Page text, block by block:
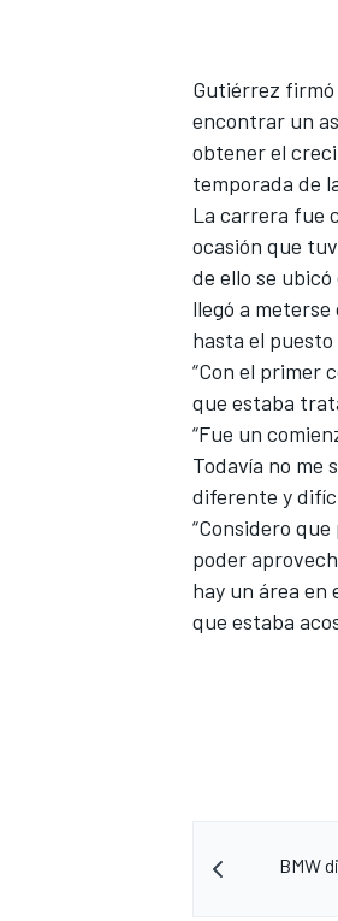
WRC
Gutiérrez firmó
encontrar un
obtener el
temporada de
La carrera fue
ocasión que
de ello se
llegó a
hasta el puesto
“Con el primer
que estaba
“Fue un
Todavía no me
diferente y
“Considero
poder
hay un área en
que estaba
BMW